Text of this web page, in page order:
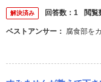
レー...
解決済み 回答数： 1 閲覧
ベストアンサー： 腐食部を